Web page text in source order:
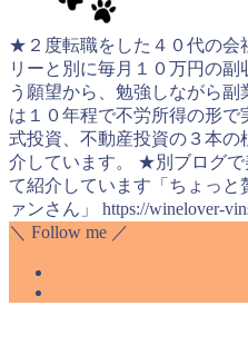
★２度転職をした４０代の会
リーと別に毎月１０万円の
う願望から、勉強しながら
は１０年程で不労所得の形
式投資、不動産投資の３本
介しています。 ★別ブログ
て紹介しています「ちょっ
ァンさん」 https://winelover-
＼ Follow me ／